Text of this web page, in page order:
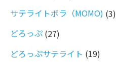
サテライトボラ（MOMO) (3)
どろっぷ (27)
どろっぷサテライト (19)